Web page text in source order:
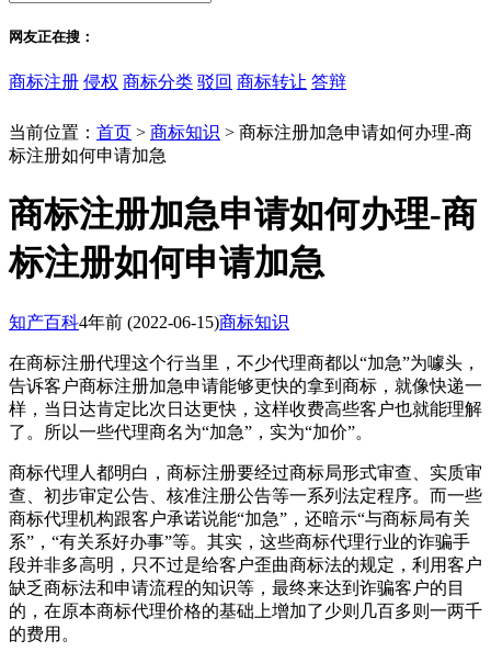
网友正在搜：
商标注册 侵权 商标分类 驳回 商标转让 答辩
当前位置： 首页 > 商标知识 > 商标注册加急申请如何办理-商
标注册如何申请加急
商标注册加急申请如何办理-商
标注册如何申请加急
知产百科4年前 (2022-06-15)商标知识
在商标注册代理这个行当里，不少代理商都以“加急”为噱头，
告诉客户商标注册加急申请能够更快的拿到商标，就像快递一
样，当日达肯定比次日达更快，这样收费高些客户也就能理解
了。所以一些代理商名为“加急”，实为“加价”。
商标代理人都明白，商标注册要经过商标局形式审查、实质审
查、初步审定公告、核准注册公告等一系列法定程序。而一些
商标代理机构跟客户承诺说能“加急”，还暗示“与商标局有关
系”，“有关系好办事”等。其实，这些商标代理行业的诈骗手
段并非多高明，只不过是给客户歪曲商标法的规定，利用客户
缺乏商标法和申请流程的知识等，最终来达到诈骗客户的目
的，在原本商标代理价格的基础上增加了少则几百多则一两千
的费用。